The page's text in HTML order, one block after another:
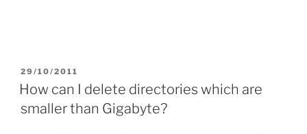
YAYIM
TARIHI
29/10/2011
How can I delete directories which are
smaller than Gigabyte?